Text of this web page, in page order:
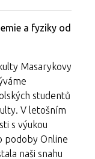
a fyziky od
Masarykovy
studentů
V letošním
s výukou
podoby Online
naši snahu